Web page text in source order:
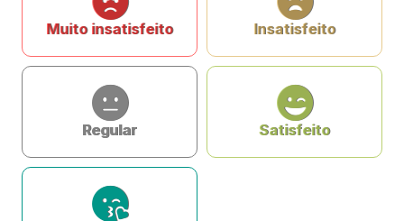
Muito insatisfeito Insatisfeito
Regular Satisfeito